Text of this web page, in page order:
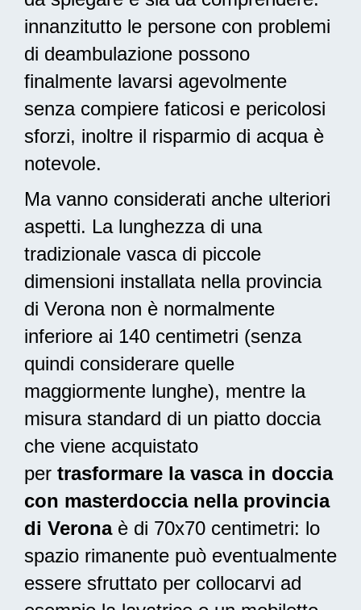
innanzitutto le persone con problemi
di deambulazione possono
finalmente lavarsi agevolmente
senza compiere faticosi e pericolosi
sforzi, inoltre il risparmio di acqua è
notevole.
Ma vanno considerati anche ulteriori
aspetti. La lunghezza di una
tradizionale vasca di piccole
dimensioni installata nella provincia
di Verona non è normalmente
inferiore ai 140 centimetri (senza
quindi considerare quelle
maggiormente lunghe), mentre la
misura standard di un piatto doccia
che viene acquistato
per trasformare la vasca in doccia
con masterdoccia nella provincia
di Veronaè di 70x70 centimetri: lo
spazio rimanente può eventualmente
essere sfruttato per collocarvi ad